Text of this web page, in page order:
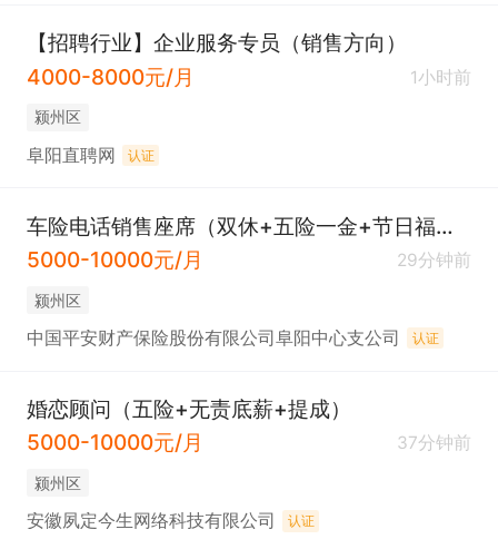
【招聘行业】企业服务专员（销售方向）
4000-8000元/月
1小时前
颍州区
阜阳直聘网 认证
车险电话销售座席（双休+五险一金+节日福利）
5000-10000元/月
29分钟前
颍州区
中国平安财产保险股份有限公司阜阳中心支公司 认证
婚恋顾问（五险+无责底薪+提成）
5000-10000元/月
37分钟前
颍州区
安徽夙定今生网络科技有限公司 认证